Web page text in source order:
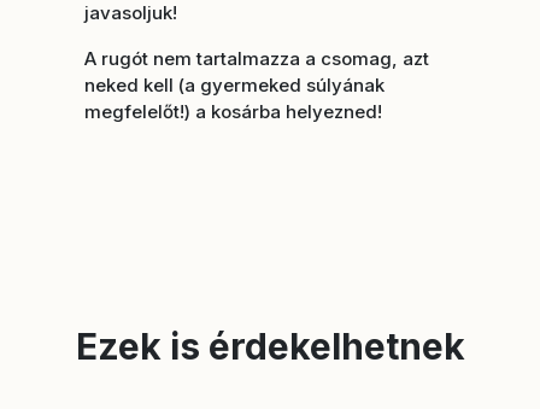
javasoljuk!
A rugót nem tartalmazza a csomag, azt
neked kell (a gyermeked súlyának
megfelelőt!) a kosárba helyezned!
Ezek is érdekelhetnek